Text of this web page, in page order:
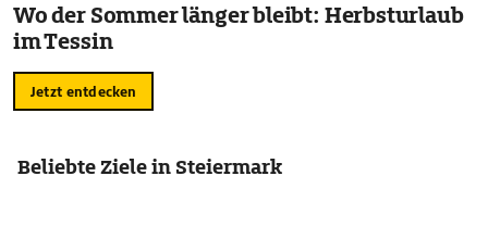
Wo der Sommer länger bleibt: Herbsturlaub
im Tessin
Jetzt entdecken
Beliebte Ziele in Steiermark